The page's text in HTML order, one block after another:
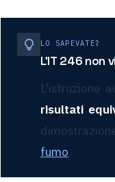
LO SAPEVATE?
L'IT 246 non
L'istruzione
risultati
fumo.